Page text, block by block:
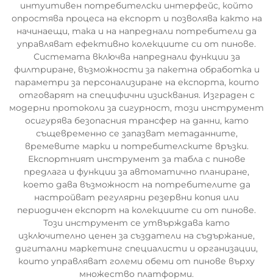
интуитивен потребителски интерфейс, който
опростява процеса на експорт и позволява както на
начинаещи, така и на напреднали потребители да
управляват ефективно колекциите си от пинове.
Системата включва напреднали функции за
филтриране, възможности за пакетна обработка и
параметри за персонализиране на експорта, които
отговарят на специфични изисквания. Изграден с
модерни протоколи за сигурност, този инструмент
осигурява безопасния трансфер на данни, като
същевременно се запазват метаданните,
времевите марки и потребителските връзки.
Експортният инструмент за табла с пинове
предлага и функции за автоматично планиране,
което дава възможност на потребителите да
настройват регулярни резервни копия или
периодичен експорт на колекциите си от пинове.
Този инструмент се утвърждава като
изключително ценен за създатели на съдържание,
дигитални маркетинг специалисти и организации,
които управляват големи обеми от пинове върху
множество платформи.